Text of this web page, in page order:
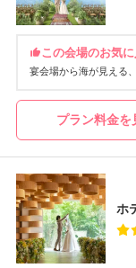
この会場のお気
宴会場から海が見える
プラン料金を
ホ